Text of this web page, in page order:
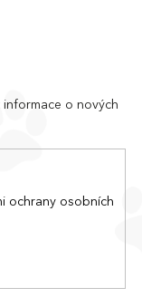
informace o nových
ochrany osobních